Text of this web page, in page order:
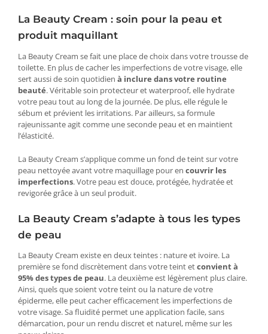
La Beauty Cream : soin pour la peau et
produit maquiIIant
La Beauty Cream se fait une place de choix dans votre trousse de
toilette. En plus de cacher les imperfections de votre visage, elle
sert aussi de soin quotidien à inclure dans votre routine
beauté. Véritable soin protecteur et waterproof, elle hydrate
votre peau tout au long de la journée. De plus, elle régule le
sébum et prévient les irritations. Par ailleurs, sa formule
rajeunissante agit comme une seconde peau et en maintient
l’élasticité.
La Beauty Cream s’applique comme un fond de teint sur votre
peau nettoyée avant votre maquillage pour en couvrir les
imperfections. Votre peau est douce, protégée, hydratée et
revigorée grâce à un seul produit.
La Beauty Cream s’adapte à tous les types
de peau
La Beauty Cream existe en deux teintes : nature et ivoire. La
première se fond discrètement dans votre teint etconvient à
95% des types de peau. La deuxième est légèrement plus claire.
Ainsi, quels que soient votre teint ou la nature de votre
épiderme, elle peut cacher efficacement les imperfections de
votre visage. Sa fluidité permet une application facile, sans
démarcation, pour un rendu discret et naturel, même sur les